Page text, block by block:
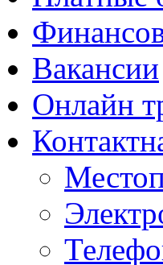
Вакансии
Онлайн